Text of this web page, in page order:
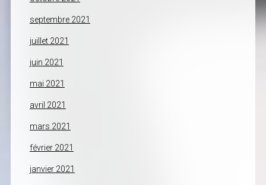
septembre 2021
juillet 2021
juin 2021
mai 2021
avril 2021
mars 2021
février 2021
janvier 2021